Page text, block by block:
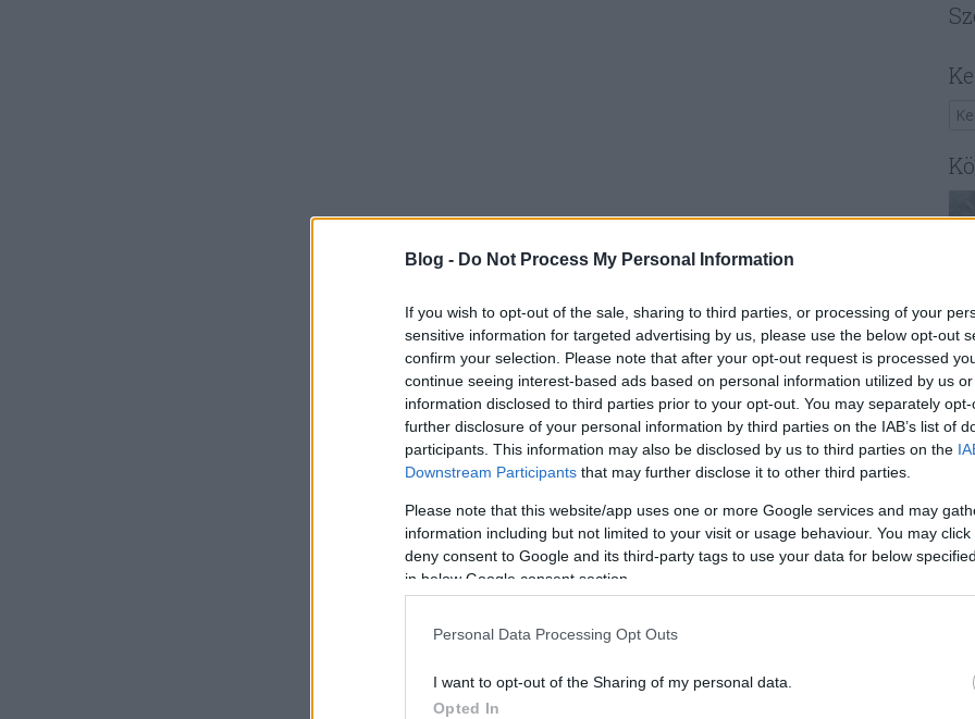
Blog - Do Not Process My Personal Information
If you wish to opt-out of the sale, sharing to third parties, or processing of your
sensitive information for targeted advertising by us, please use the below opt-out
confirm your selection. Please note that after your opt-out request is processed
continue seeing interest-based ads based on personal information utilized by us
information disclosed to third parties prior to your opt-out. You may separately
further disclosure of your personal information by third parties on the IAB’s list of
participants. This information may also be disclosed by us to third parties on the
Downstream Participants that may further disclose it to other third parties.
Please note that this website/app uses one or more Google services and may
information including but not limited to your visit or usage behaviour. You may
deny consent to Google and its third-party tags to use your data for below
in below Google consent section.
Personal Data Processing Opt Outs
I want to opt-out of the Sharing of my personal data.
Opted In